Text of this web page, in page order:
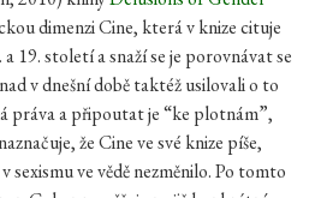
dimenzi Cine, která v knize cituje
19. století a snaží se je porovnávat se
v dnešní době taktéž usilovali o to
práva a připoutat je “ke plotnám”,
že Cine ve své knize píše,
sexismu ve vědě nezměnilo. Po tomto